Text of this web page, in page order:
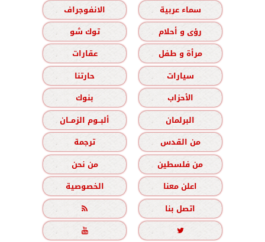
سماء عربية
الانفوجراف
رؤى و أحلام
توك شو
مرأة و طفل
عقارات
سيارات
حارتنا
الأحزاب
بنوك
البرلمان
ألبــوم الزمــان
من القدس
ترجمة
من فلسطين
من نحن
اعلن معنا
الخصوصية
اتصل بنا


